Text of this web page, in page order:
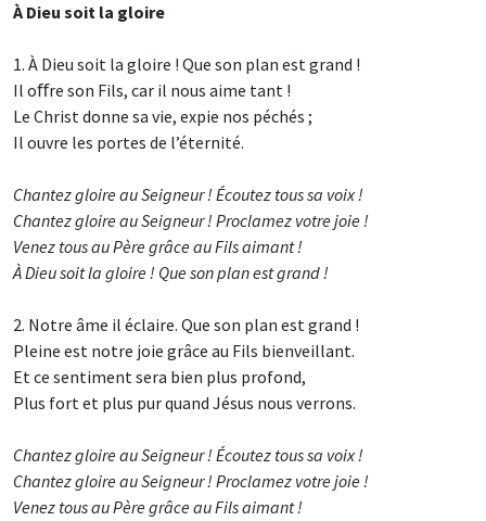
À Dieu soit la gloire
1. À Dieu soit la gloire ! Que son plan est grand !
Il oﬀre son Fils, car il nous aime tant !
Le Christ donne sa vie, expie nos péchés ;
Il ouvre les portes de l’éternité.
Chantez gloire au Seigneur ! Écoutez tous sa voix !
Chantez gloire au Seigneur ! Proclamez votre joie !
Venez tous au Père grâce au Fils aimant !
À Dieu soit la gloire ! Que son plan est grand !
2. Notre âme il éclaire. Que son plan est grand !
Pleine est notre joie grâce au Fils bienveillant.
Et ce sentiment sera bien plus profond,
Plus fort et plus pur quand Jésus nous verrons.
Chantez gloire au Seigneur ! Écoutez tous sa voix !
Chantez gloire au Seigneur ! Proclamez votre joie !
Venez tous au Père grâce au Fils aimant !